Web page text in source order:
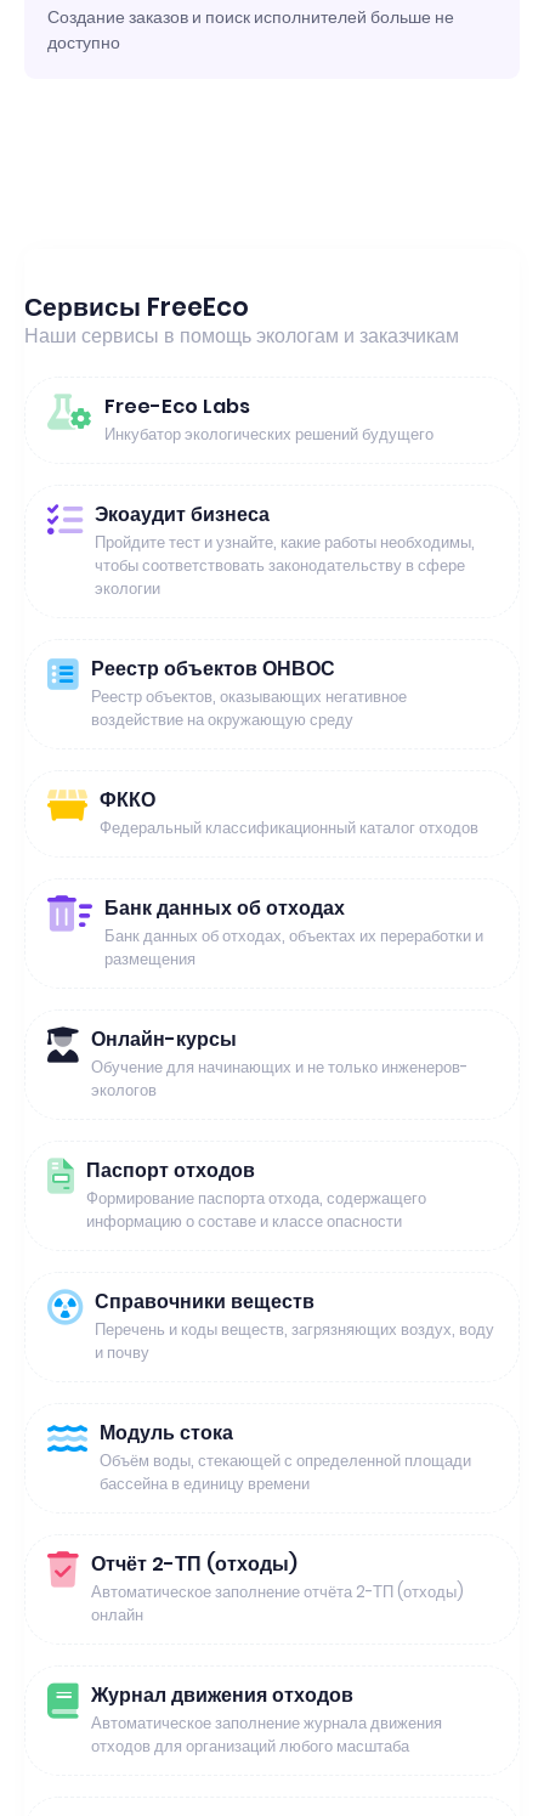
Создание заказов и поиск исполнителей больше не
доступно
Сервисы FreeEco
Наши сервисы в помощь экологам и заказчикам
Free-Eco Labs
Инкубатор экологических решений будущего
Экоаудит бизнеса
Пройдите тест и узнайте, какие работы необходимы,
чтобы соответствовать законодательству в сфере
экологии
Реестр объектов ОНВОС
Реестр объектов, оказывающих негативное
воздействие на окружающую среду
ФККО
Федеральный классификационный каталог отходов
Банк данных об отходах
Банк данных об отходах, объектах их переработки и
размещения
Онлайн-курсы
Обучение для начинающих и не только инженеров-
экологов
Паспорт отходов
Формирование паспорта отхода, содержащего
информацию о составе и классе опасности
Справочники веществ
Перечень и коды веществ, загрязняющих воздух, воду
и почву
Модуль стока
Объём воды, стекающей с определенной площади
бассейна в единицу времени
Отчёт 2-ТП (отходы)
Автоматическое заполнение отчёта 2-ТП (отходы)
онлайн
Журнал движения отходов
Автоматическое заполнение журнала движения
отходов для организаций любого масштаба